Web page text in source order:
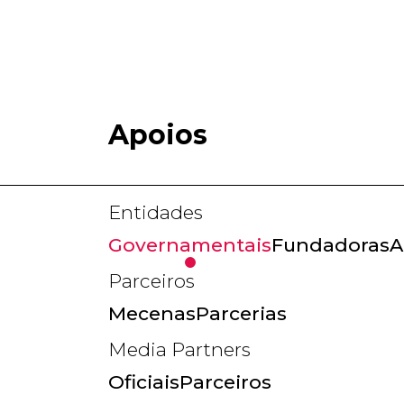
Apoios
Entidades
GovernamentaisFundadoras
Parceiros
MecenasParcerias
Media Partners
OficiaisParceiros